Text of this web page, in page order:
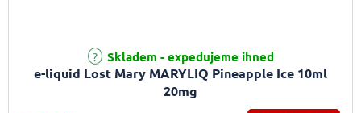
e-liquid Lost Mary MARYLIQ Pineapple Ice 10ml
20mg
Průměrné hodnocení produktu je 5,0 z 5 hvězdiček.
Skladem - expedujeme ihned